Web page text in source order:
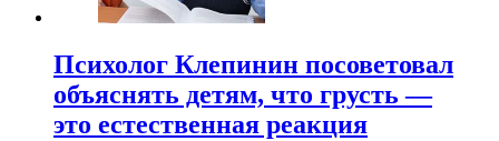
Психолог Клепинин посоветовал
объяснять детям, что грусть —
это естественная реакция